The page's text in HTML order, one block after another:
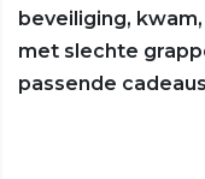
beveiliging,
met slechte
passende